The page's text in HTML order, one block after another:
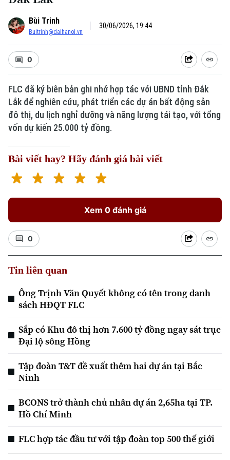
Xu hướng
Chuyên mục
Hà Nội
Hà Nội
Bùi Trinh
Buitrinh@daihanoi.vn
30/06/2026, 19:44
0
FLC đã ký biên bản ghi nhớ hợp tác với UBND tỉnh Đắk
Lắk để nghiên cứu, phát triển các dự án bất động sản
đô thị, du lịch nghỉ dưỡng và năng lượng tái tạo, với tổng
vốn dự kiến 25.000 tỷ đồng.
Bài viết hay? Hãy đánh giá bài viết
Xem 0 đánh giá
0
Tin liên quan
Ông Trịnh Văn Quyết không có tên trong danh
sách HĐQT FLC
Sắp có Khu đô thị hơn 7.600 tỷ đồng ngay sát trục
Đại lộ sông Hồng
Tập đoàn T&T đề xuất thêm hai dự án tại Bắc
Ninh
BCONS trở thành chủ nhân dự án 2,65ha tại TP.
Hồ Chí Minh
FLC hợp tác đầu tư với tập đoàn top 500 thế giới